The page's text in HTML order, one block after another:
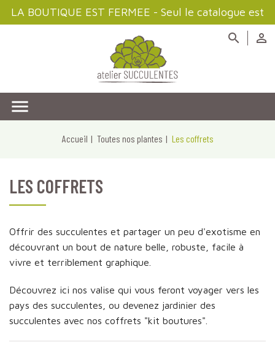
LA BOUTIQUE EST FERMEE - Seul le catalogue est
disponible à la consultation



Accueil Toutes nos plantes Les coffrets
LES COFFRETS
Offrir des succulentes et partager un peu d'exotisme en
découvrant un bout de nature belle, robuste, facile à
vivre et terriblement graphique.
Découvrez ici nos valise qui vous feront voyager vers les
pays des succulentes, ou devenez jardinier des
succulentes avec nos coffrets "kit boutures".